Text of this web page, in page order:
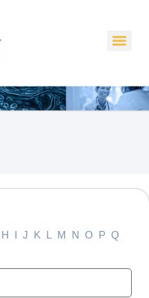
H I J K L M N O P Q